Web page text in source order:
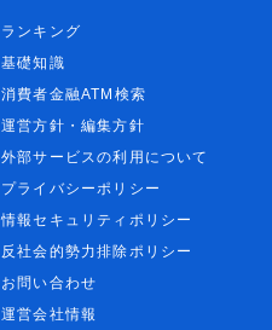
ランキング
基礎知識
消費者金融ATM検索
運営方針・編集方針
外部サービスの利用について
プライバシーポリシー
情報セキュリティポリシー
反社会的勢力排除ポリシー
お問い合わせ
運営会社情報